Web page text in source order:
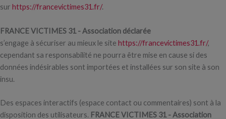
sur https://francevictimes31.fr/.
FRANCE VICTIMES 31 - Association déclarée
s’engage à sécuriser au mieux le site https://francevictimes31.fr/,
cependant sa responsabilité ne pourra être mise en cause si des
données indésirables sont importées et installées sur son site à son
insu.
Des espaces interactifs (espace contact ou commentaires) sont à la
disposition des utilisateurs. FRANCE VICTIMES 31 - Association